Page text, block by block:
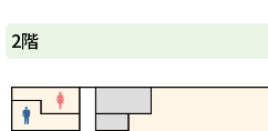
ト
ッ
プ
に
2階